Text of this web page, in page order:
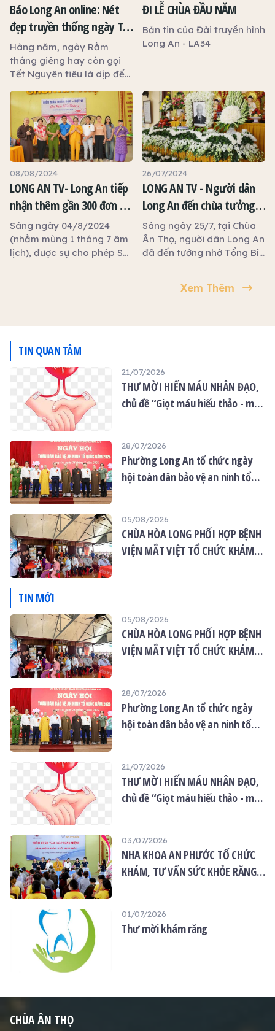
Báo Long An online: Nét
đẹp truyền thống ngày Tết
Nguyên tiêu
Hàng năm, ngày Rằm
tháng giêng hay còn gọi
Tết Nguyên tiêu là dịp để
ông bà, tổ tiên và cầu
mong một năm bình an,
hạnh phúc. Vào ngày này,
nhiều gia đình thường
chuẩn bị mâm cúng gia
tiên, đi lễ chùa hay tham
gia những hoạt động thắp
đèn, thả đèn hoa đăng để
cầu tài lộc, may mắn.
ĐI LỄ CHÙA ĐẦU NĂM
Bản tin của Đài truyền hình
Long An - LA34
08/08/2024
LONG AN TV- Long An tiếp
nhận thêm gần 300 đơn vị
máu từ hoạt động Hiến
máu nhân đạo
Sáng ngày 04/8/2024
(nhằm mùng 1 tháng 7 âm
lịch), được sự cho phép Sở
thảo - mùa Vu lan Báo
hiếu”.
26/07/2024
LONG AN TV - Người dân
Long An đến chùa tưởng
nhớ Tổng Bí thư Nguyễn
Phú Trọng
Sáng ngày 25/7, tại Chùa
Ân Thọ, người dân Long An
đã đến tưởng nhớ Tổng Bí
Xem Thêm
TIN QUAN TÂM
21/07/2026
THƯ MỜI HIẾN MÁU NHÂN ĐẠO,
chủ đề “Giọt máu hiếu thảo - mùa
28/07/2026
Phường Long An tổ chức ngày
hội toàn dân bảo vệ an ninh tổ
05/08/2026
CHÙA HÒA LONG PHỐI HỢP BỆNH
VIỆN MẮT VIỆT TỔ CHỨC KHÁM
TIN MỚI
05/08/2026
CHÙA HÒA LONG PHỐI HỢP BỆNH
VIỆN MẮT VIỆT TỔ CHỨC KHÁM
28/07/2026
Phường Long An tổ chức ngày
hội toàn dân bảo vệ an ninh tổ
21/07/2026
THƯ MỜI HIẾN MÁU NHÂN ĐẠO,
chủ đề “Giọt máu hiếu thảo - mùa
03/07/2026
NHA KHOA AN PHƯỚC TỔ CHỨC
KHÁM, TƯ VẤN SỨC KHỎE RĂNG
01/07/2026
Thư mời khám răng
CHÙA ÂN THỌ